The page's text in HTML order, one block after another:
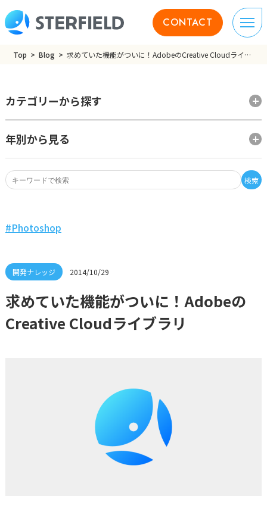
CONTACT
Top Blog 求めていた機能がついに！AdobeのCreative Cloudライブラリ
検索
カテゴリーから探す
年別から見る
2014/10/29
Photoshop
求めていた機能がついに！Adobeの
Creative Cloudライブラリ